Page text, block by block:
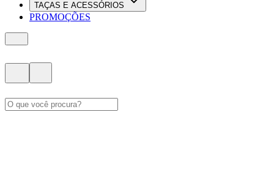
TAÇAS E ACESSÓRIOS
PROMOÇÕES